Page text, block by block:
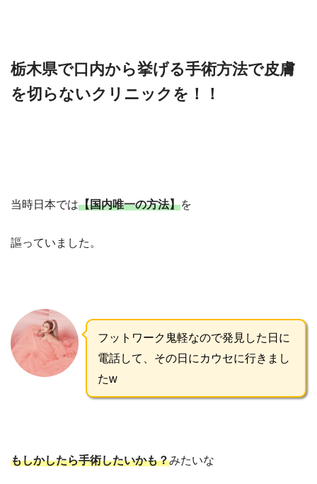
栃木県で口内から挙げる手術方法で皮膚
を切らないクリニックを！！
当時日本では【国内唯一の方法】を
謳っていました。
フットワーク鬼軽なので発見した日に
電話して、その日にカウセに行きまし
たw
もしかしたら手術したいかも？みたいな